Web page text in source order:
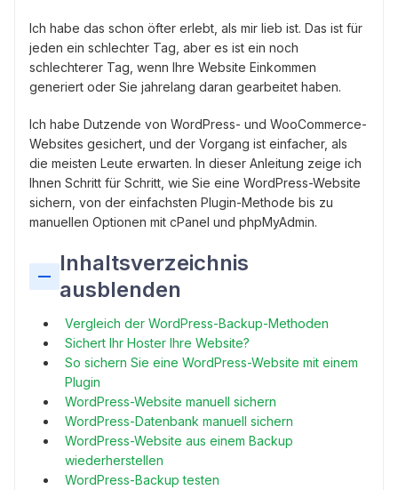
Ich habe das schon öfter erlebt, als mir lieb ist. Das ist für
jeden ein schlechter Tag, aber es ist ein noch
schlechterer Tag, wenn Ihre Website Einkommen
generiert oder Sie jahrelang daran gearbeitet haben.
Ich habe Dutzende von WordPress- und WooCommerce-
Websites gesichert, und der Vorgang ist einfacher, als
die meisten Leute erwarten. In dieser Anleitung zeige ich
Ihnen Schritt für Schritt, wie Sie eine WordPress-Website
sichern, von der einfachsten Plugin-Methode bis zu
manuellen Optionen mit cPanel und phpMyAdmin.
Inhaltsverzeichnis
ausblenden
Vergleich der WordPress-Backup-Methoden
Sichert Ihr Hoster Ihre Website?
So sichern Sie eine WordPress-Website mit einem
Plugin
WordPress-Website manuell sichern
WordPress-Datenbank manuell sichern
WordPress-Website aus einem Backup
wiederherstellen
WordPress-Backup testen